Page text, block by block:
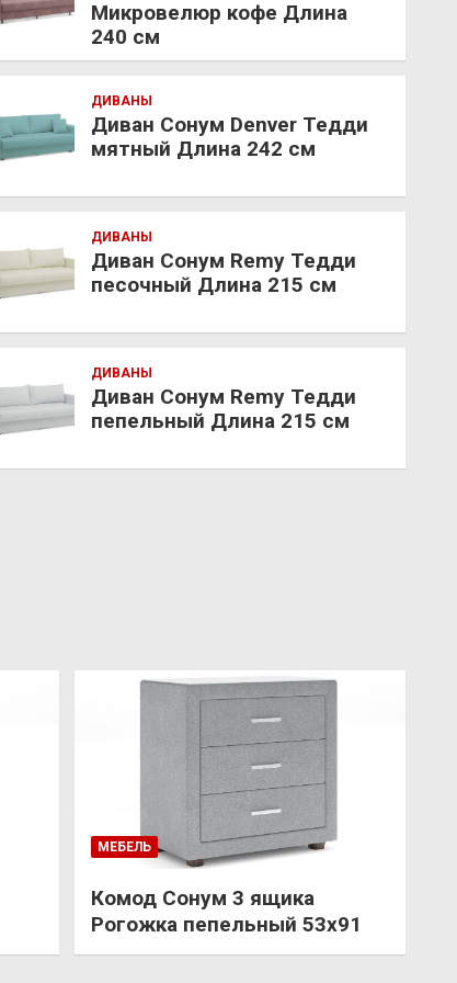
Микровелюр кофе Длина
240 см
ДИВАНЫ
Диван Сонум Denver Тедди
мятный Длина 242 см
ДИВАНЫ
Диван Сонум Remy Тедди
песочный Длина 215 см
ДИВАНЫ
Диван Сонум Remy Тедди
пепельный Длина 215 см
МЕБЕЛЬ
Комод Сонум 3 ящика
Рогожка пепельный 53х91